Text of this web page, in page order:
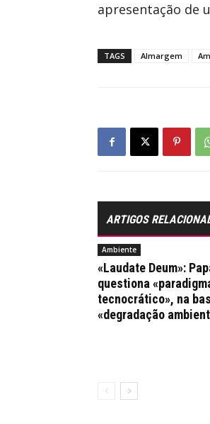
apresentação de
TAGS Almargem
ARTIGOS
Ambiente
«Laudate Deum»:
questiona
tecnocrático», na
«degradação